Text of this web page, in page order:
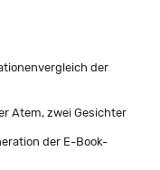
der
Atem, zwei Gesichter
der E-Book-